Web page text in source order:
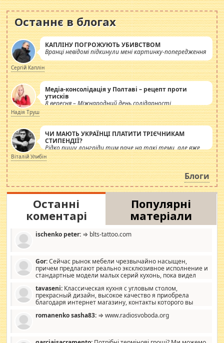
Останнє в блогах
КАПЛІНУ ПОГРОЖУЮТЬ УБИВСТВОМ
Вранці невідомі підкинули мені картинку-попередження
Сергій Каплін
Медіа-консолідація у Полтаві – рецепт проти
утисків
8 вересня – Міжнародний день солідарності
журналістів.
Надія Труш
ЧИ МАЮТЬ УКРАЇНЦІ ПЛАТИТИ ТРІЄЧНИКАМ
СТИПЕНДІЇ?
Рідко пишу лонгріди тим паче на такі теми, але вже
просто дістало! Обурюють сьогоднішні інсенуації
навколо стипендіального питання. Штучно
роздувається ще одна соціальна катастрофа.
Віталій Улибін
Блоги
Останні
коментарі
Популярні
матеріали
ischenko peter: ⇒ blts-tattoo.com
Gor:Сейчас рынок мебели чрезвычайно насыщен,
причем предлагают реально эксклюзивное исполнение и
стандартные модели малых серий кухонь, пока видел
стандартные формы, в MebelOk, креативненько и что главное -
со вкусом все в порядке, без ненужных наворотов удорожающих
мебель, а это не последний фактор.
tavaseni: Классическая кухня с угловым столом,
прекрасный дизайн, высокое качество я приобрела
благодаря интернет магазину, контакты которого вы
romanenko sasha83: ⇒ www.radiosvoboda.org